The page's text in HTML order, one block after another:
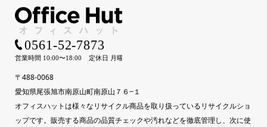
〒488-0068
愛知県尾張旭市南原山町南原山７６−１
オフィスハットは様々なリサイクル商品を取り扱っているリサイクルショ
ップです。販売する商品の品質チェックや汚れなどを徹底管理し、次に使